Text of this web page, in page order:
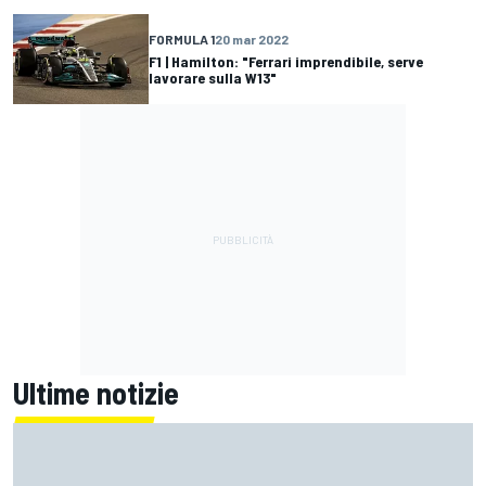
FORMULA 120 mar 2022
F1 | Hamilton: "Ferrari imprendibile, serve
lavorare sulla W13"
Ultime notizie